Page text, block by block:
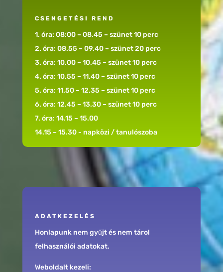
CSENGETÉSI REND
1. óra: 08:00 – 08.45 – szünet 10 perc
2. óra: 08.55 – 09.40 – szünet 20 perc
3. óra: 10.00 – 10.45 – szünet 10 perc
4. óra: 10.55 – 11.40 – szünet 10 perc
5. óra: 11.50 – 12.35 – szünet 10 perc
6. óra: 12.45 – 13.30 – szünet 10 perc
7. óra: 14.15 – 15.00
14.15 – 15.30 - napközi / tanulószoba
ADATKEZELÉS
Honlapunk nem gyűjt és nem tárol
felhasználói adatokat.
Weboldalt kezeli: